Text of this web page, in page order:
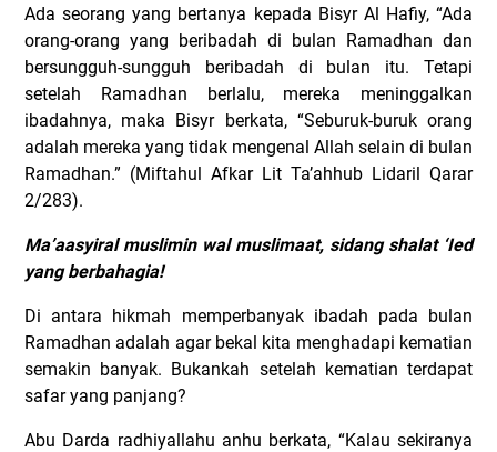
Ada seorang yang bertanya kepada Bisyr Al Hafiy, “Ada
orang-orang yang beribadah di bulan Ramadhan dan
bersungguh-sungguh beribadah di bulan itu. Tetapi
setelah Ramadhan berlalu, mereka meninggalkan
ibadahnya, maka Bisyr berkata, “Seburuk-buruk orang
adalah mereka yang tidak mengenal Allah selain di bulan
Ramadhan.” (Miftahul Afkar Lit Ta’ahhub Lidaril Qarar
2/283).
Ma’aasyiral muslimin wal muslimaat, sidang shalat ‘Ied
yang berbahagia!
Di antara hikmah memperbanyak ibadah pada bulan
Ramadhan adalah agar bekal kita menghadapi kematian
semakin banyak. Bukankah setelah kematian terdapat
safar yang panjang?
Abu Darda radhiyallahu anhu berkata, “Kalau sekiranya